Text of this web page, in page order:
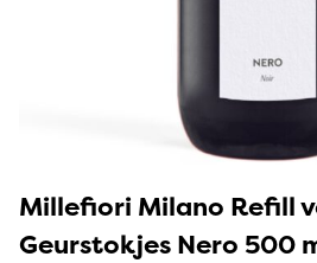
Millefiori Milano Refill
Geurstokjes Nero 500